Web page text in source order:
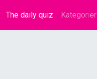
The daily quiz (current)
Kategorier